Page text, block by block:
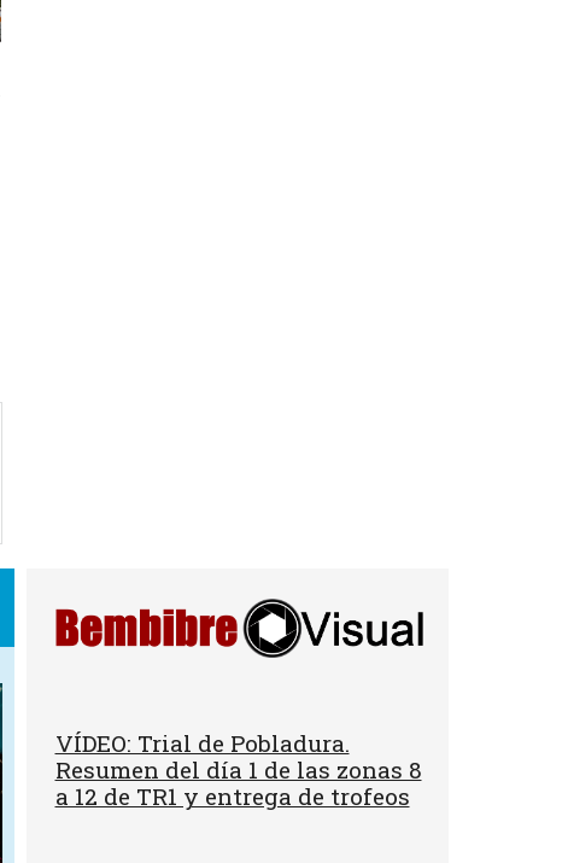
VÍDEO: Trial de Pobladura.
Resumen del día 1 de las zonas 8
a 12 de TR1 y entrega de trofeos